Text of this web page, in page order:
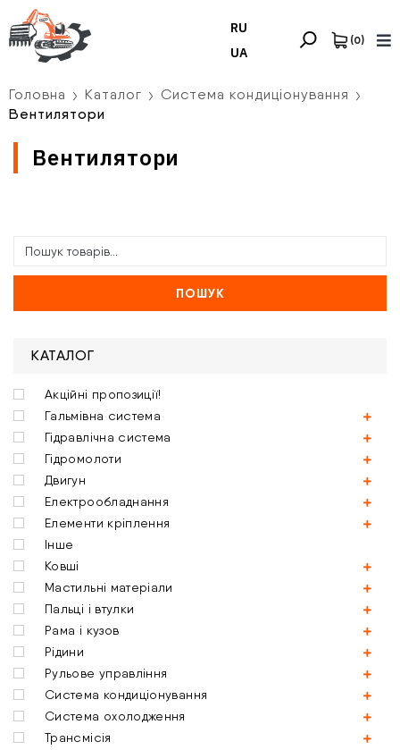
RU
UA
(0)
Головна Каталог
Система кондиціонування
Вентилятори
Вентилятори
ПОШУК
КАТАЛОГ
Акційні пропозиції!
Гальмівна система
Гідравлічна система
Гідромолоти
Двигун
Електрообладнання
Елементи кріплення
Інше
Ковші
Мастильні матеріали
Пальці і втулки
Рама і кузов
Рідини
Рульове управління
Система кондиціонування
Система охолодження
Трансмісія